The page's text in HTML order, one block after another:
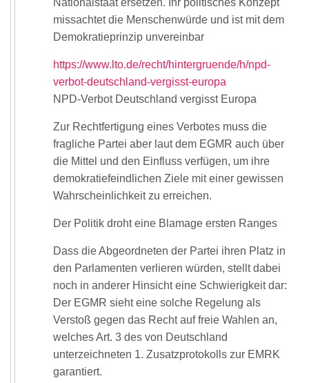
missachtet die Menschenwürde und ist mit dem
Demokratieprinzip unvereinbar
https://www.lto.de/recht/hintergruende/h/npd-
verbot-deutschland-vergisst-europa
NPD-Verbot Deut­sch­land ver­gisst Europa
Zur Rechtfertigung eines Verbotes muss die
fragliche Partei aber laut dem EGMR auch über
die Mittel und den Einfluss verfügen, um ihre
demokratiefeindlichen Ziele mit einer gewissen
Wahrscheinlichkeit zu erreichen.
Der Politik droht eine Blamage ersten Ranges
Dass die Abgeordneten der Partei ihren Platz in
den Parlamenten verlieren würden, stellt dabei
noch in anderer Hinsicht eine Schwierigkeit dar:
Der EGMR sieht eine solche Regelung als
Verstoß gegen das Recht auf freie Wahlen an,
welches Art. 3 des von Deutschland
unterzeichneten 1. Zusatzprotokolls zur EMRK
garantiert.